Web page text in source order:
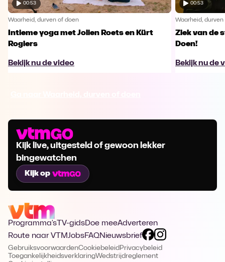
00:53
Waarheid, durven of doen
Intieme yoga met Jolien Roets en Kürt
Rogiers
Bekijk nu de video
00:53
Waarheid,
Ziek van de
Doen!
Bekijk nu de
Kijk live, uitgesteld of gewoon lekker
bingewatchen
Kijk op
Programma's TV-gidsDoe meeAdverteren
Route naar VTMJobsFAQNieuwsbrief
GebruiksvoorwaardenCookiebeleid Privacybeleid
ToegankelijkheidsverklaringWedstrijdreglement